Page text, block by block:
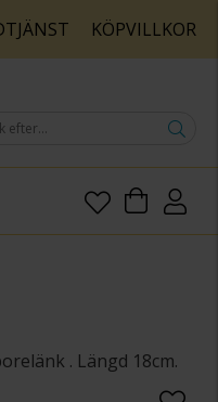
KÖPVILLKOR
. Längd 18cm.